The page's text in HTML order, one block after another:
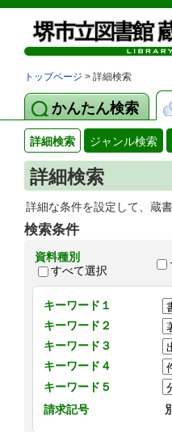
トップページ > 詳細検索
かんたん検索
詳細検索 ジャンル検索
詳細検索
詳細な条件を設定して、蔵
検索条件
資料種別
すべて選択
キーワード１
キーワード２
キーワード３
キーワード４
キーワード５
請求記号